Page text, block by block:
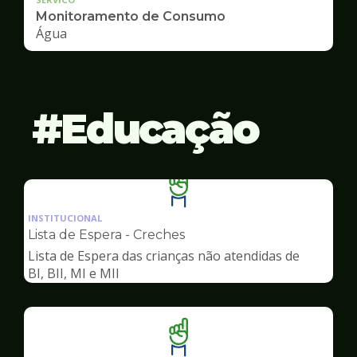
Monitoramento de Consumo
Água
Educação
Ilustração
da
pagina
Educação
INSTITUCIONAL
Lista de Espera - Creches
Lista de Espera das crianças não atendidas de
BI, BII, MI e MII
Ilustração